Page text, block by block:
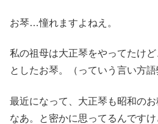
お琴…憧れますよねえ。
私の祖母は大正琴をやってたけ
としたお琴。（っていう言い方
最近になって、大正琴も昭和の
なあ。と密かに思ってるんですけ